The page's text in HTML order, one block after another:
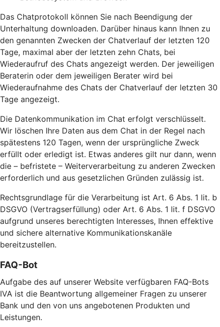
Das Chatprotokoll können Sie nach Beendigung der
Unterhaltung downloaden. Darüber hinaus kann Ihnen zu
den genannten Zwecken der Chatverlauf der letzten 120
Tage, maximal aber der letzten zehn Chats, bei
Wiederaufruf des Chats angezeigt werden. Der jeweiligen
Beraterin oder dem jeweiligen Berater wird bei
Wiederaufnahme des Chats der Chatverlauf der letzten 30
Tage angezeigt.
Die Datenkommunikation im Chat erfolgt verschlüsselt.
Wir löschen Ihre Daten aus dem Chat in der Regel nach
spätestens 120 Tagen, wenn der ursprüngliche Zweck
erfüllt oder erledigt ist. Etwas anderes gilt nur dann, wenn
die – befristete – Weiterverarbeitung zu anderen Zwecken
erforderlich und aus gesetzlichen Gründen zulässig ist.
Rechtsgrundlage für die Verarbeitung ist Art. 6 Abs. 1 lit. b
DSGVO (Vertragserfüllung) oder Art. 6 Abs. 1 lit. f DSGVO
aufgrund unseres berechtigten Interesses, Ihnen effektive
und sichere alternative Kommunikationskanäle
bereitzustellen.
FAQ-Bot
Aufgabe des auf unserer Website verfügbaren FAQ-Bots
IVA ist die Beantwortung allgemeiner Fragen zu unserer
Bank und den von uns angebotenen Produkten und
Leistungen.